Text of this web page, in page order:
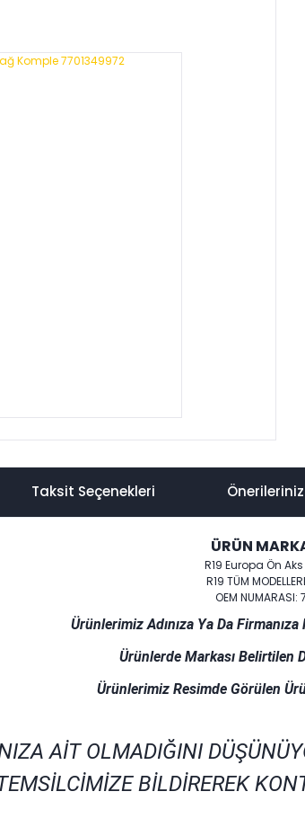
Taksit Seçenekleri Önerileriniz
ÜRÜN
R19 Europa Ön
R19 TÜM
OEM
Ürünlerimiz Adınıza Ya Da
Ürünlerde Markası Belirtilen
Ürünlerimiz Resimde Görülen
AİT OLMADIĞINI
BİLDİREREK